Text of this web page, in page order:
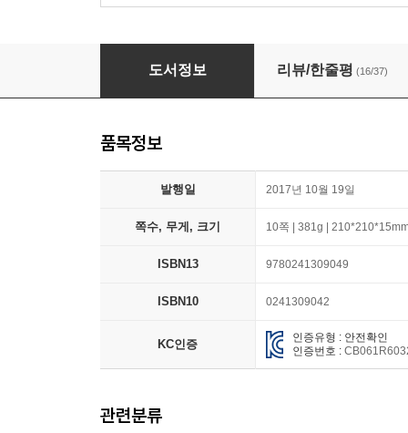
Peppa Pig: Happy Birthday!
도서정보 리뷰/한줄평 (16/37)
품목정보
발행일 2017년 10월 19일
쪽수, 무게, 크기 10쪽 | 381g |
ISBN13 9780241309049
ISBN10 0241309042
KC인증
인증유형 : 안전확인
인증번호 :
관련분류